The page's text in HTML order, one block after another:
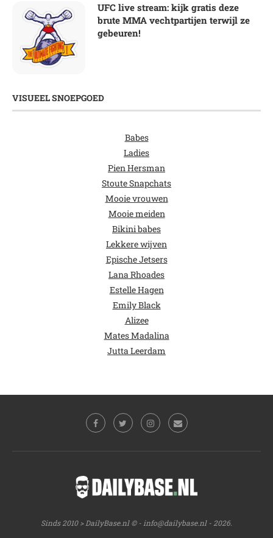
UFC live stream: kijk gratis deze
brute MMA vechtpartijen terwijl ze
gebeuren!
VISUEEL SNOEPGOED
Babes
Ladies
Pien Hersman
Stoute Snapchats
Mooie vrouwen
Mooie meiden
Bikini babes
Lekkere wijven
Epische Jetsers
Lana Rhoades
Estelle Hagen
Emily Black
Alizee
Mates Madalina
Jutta Leerdam
Sinds 2010 > DailyBase.nl © - info@dailybase.nl- 2026.